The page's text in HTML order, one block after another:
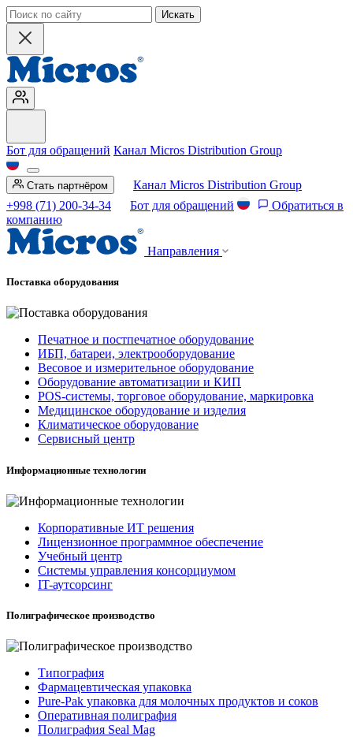
Искать
Бот для обращений Канал Micros Distribution Group
Стать партнёром
Канал Micros Distribution Group
+998 (71) 200-34-34
Бот для обращений
Обратиться в
компанию
Направления
Поставка оборудования
Печатное и постпечатное оборудование
ИБП, батареи, электрооборудование
Весовое и измерительное оборудование
Оборудование автоматизации и КИП
POS-системы, торговое оборудование, маркировка
Медицинское оборудование и изделия
Климатическое оборудование
Сервисный центр
Информационные технологии
Корпоративные ИТ решения
Лицензионное программное обеспечение
Учебный центр
Системы управления консорциумом
IT-аутсорсинг
Полиграфическое производство
Типография
Фармацевтическая упаковка
Pure-Pak упаковка для молочных продуктов и соков
Оперативная полиграфия
Полиграфия Seal Mag